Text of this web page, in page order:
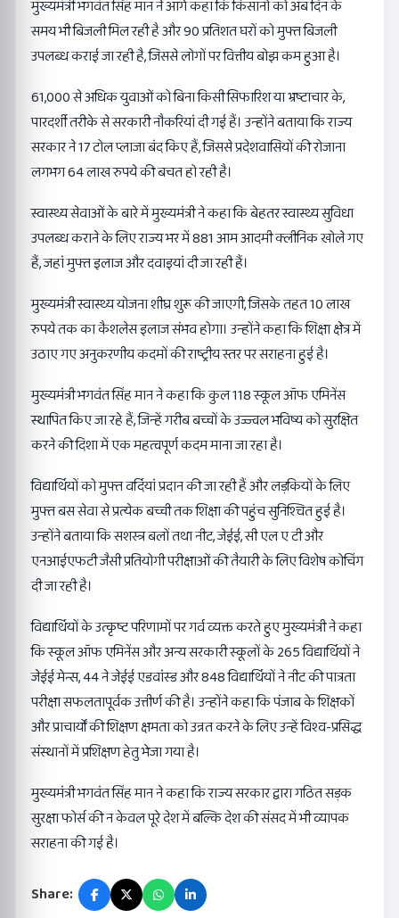
मुख्यमंत्री भगवंत सिंह मान ने आगे कहा कि किसानों को अब दिन के
समय भी बिजली मिल रही है और 90 प्रतिशत घरों को मुफ्त बिजली
उपलब्ध कराई जा रही है, जिससे लोगों पर वित्तीय बोझ कम हुआ है।
61,000 से अधिक युवाओं को बिना किसी सिफारिश या भ्रष्टाचार के,
पारदर्शी तरीके से सरकारी नौकरियां दी गई हैं। उन्होंने बताया कि राज्य
सरकार ने 17 टोल प्लाजा बंद किए हैं, जिससे प्रदेशवासियों की रोजाना
लगभग 64 लाख रुपये की बचत हो रही है।
स्वास्थ्य सेवाओं के बारे में मुख्यमंत्री ने कहा कि बेहतर स्वास्थ्य सुविधा
उपलब्ध कराने के लिए राज्य भर में 881 आम आदमी क्लीनिक खोले गए
हैं, जहां मुफ्त इलाज और दवाइयां दी जा रही हैं।
मुख्यमंत्री स्वास्थ्य योजना शीघ्र शुरू की जाएगी, जिसके तहत 10 लाख
रुपये तक का कैशलेस इलाज संभव होगा। उन्होंने कहा कि शिक्षा क्षेत्र में
उठाए गए अनुकरणीय कदमों की राष्ट्रीय स्तर पर सराहना हुई है।
मुख्यमंत्री भगवंत सिंह मान ने कहा कि कुल 118 स्कूल ऑफ एमिनेंस
स्थापित किए जा रहे हैं, जिन्हें गरीब बच्चों के उज्ज्वल भविष्य को सुरक्षित
करने की दिशा में एक महत्वपूर्ण कदम माना जा रहा है।
विद्यार्थियों को मुफ्त वर्दियां प्रदान की जा रही हैं और लड़कियों के लिए
मुफ्त बस सेवा से प्रत्येक बच्ची तक शिक्षा की पहुंच सुनिश्चित हुई है।
उन्होंने बताया कि सशस्त्र बलों तथा नीट, जेईई, सी एल ए टी और
एनआईएफटी जैसी प्रतियोगी परीक्षाओं की तैयारी के लिए विशेष कोचिंग
दी जा रही है।
विद्यार्थियों के उत्कृष्ट परिणामों पर गर्व व्यक्त करते हुए मुख्यमंत्री ने कहा
कि स्कूल ऑफ एमिनेंस और अन्य सरकारी स्कूलों के 265 विद्यार्थियों ने
जेईई मेन्स, 44 ने जेईई एडवांस्ड और 848 विद्यार्थियों ने नीट की पात्रता
परीक्षा सफलतापूर्वक उत्तीर्ण की है। उन्होंने कहा कि पंजाब के शिक्षकों
और प्राचार्यों की शिक्षण क्षमता को उन्नत करने के लिए उन्हें विश्व-प्रसिद्ध
संस्थानों में प्रशिक्षण हेतु भेजा गया है।
मुख्यमंत्री भगवंत सिंह मान ने कहा कि राज्य सरकार द्वारा गठित सड़क
सुरक्षा फोर्स की न केवल पूरे देश में बल्कि देश की संसद में भी व्यापक
सराहना की गई है।
Share: